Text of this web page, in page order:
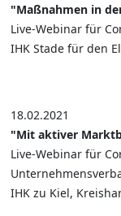
"Maßnahmen in
Live-Webinar für
IHK Stade für den
18.02.2021
"Mit aktiver
Live-Webinar für
IHK zu Kiel,